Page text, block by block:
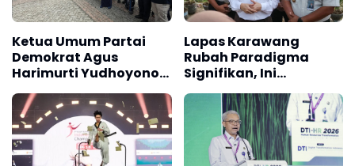
Ketua Umum Partai
Demokrat Agus
Harimurti Yudhoyono
Lapas Karawang
Rubah Paradigma
Signifikan, Ini
Dyah Pitaloka